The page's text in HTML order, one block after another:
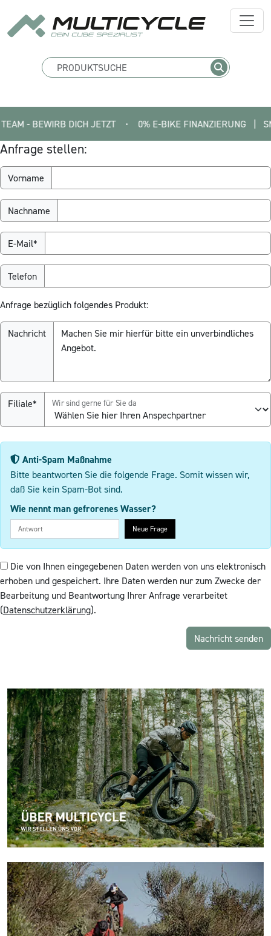
BEWIRB DICH JETZT • 0% E-BIKE FINANZIERUNG   |
Anfrage stellen:
Vorname
Nachname
E-Mail*
Telefon
Anfrage bezüglich folgendes Produkt:
Nachricht
Filiale* Wir sind gerne für Sie da
Anti-Spam Maßnahme
Bitte beantworten Sie die folgende Frage. Somit wissen wir,
daß Sie kein Spam-Bot sind.
Wie nennt man gefrorenes Wasser?
Neue Frage
Die von Ihnen eingegebenen Daten werden von uns elektronisch
erhoben und gespeichert. Ihre Daten werden nur zum Zwecke der
Bearbeitung und Beantwortung Ihrer Anfrage verarbeitet
(Datenschutzerklärung).
Nachricht senden